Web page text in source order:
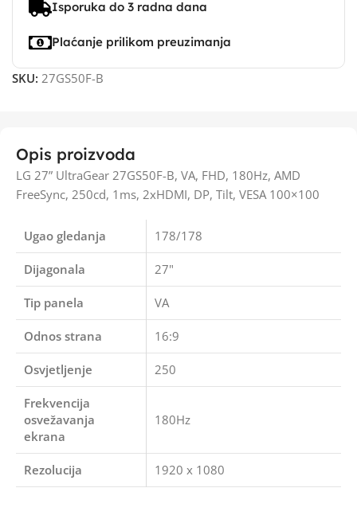
Isporuka do 3 radna dana
Plaćanje prilikom preuzimanja
SKU: 27GS50F-B
Opis proizvoda
LG 27” UltraGear 27GS50F-B, VA, FHD, 180Hz, AMD
FreeSync, 250cd, 1ms, 2xHDMI, DP, Tilt, VESA 100×100
Ugao gledanja 178/178
Dijagonala 27"
Tip panela VA
Odnos strana 16:9
Osvjetljenje 250
Frekvencija
osvežavanja
ekrana
180Hz
Rezolucija 1920 x 1080